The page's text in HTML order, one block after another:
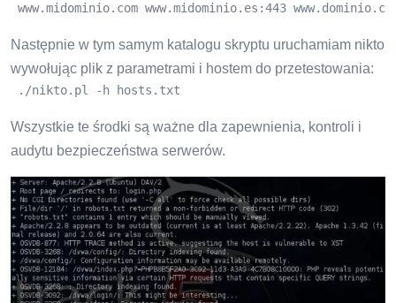
www.midominio.com www.midominio.es:443
Następnie w tym samym katalogu skryptu uruchamiam nikto
wywołując plik z parametrami i hostem do przetestowania:
./nikto.pl -h hosts.txt
Wszystkie te środki są ważne dla zapewnienia, kontroli i
audytu bezpieczeństwa serwerów.